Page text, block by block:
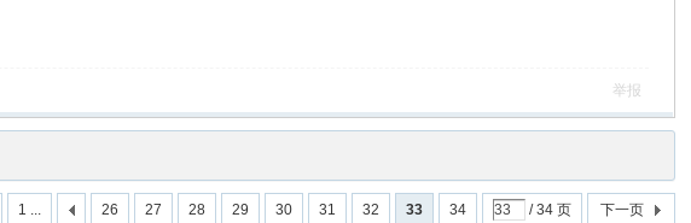
举报
1 ... 26 27 28 29 30 31 32 33 34 / 34 页 下一页